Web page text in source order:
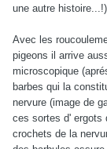
une autre histoire...!)
Avec les
pigeons il arrive
microscopique
barbes qui la
nervure (image de
ces sortes d' ergots
crochets de la